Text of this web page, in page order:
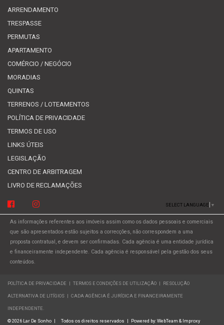
ARRENDAMENTO
TRESPASSE
PERMUTAS
APARTAMENTO
COMÉRCIO / NEGÓCIO
MORADIAS
QUINTAS
TERRENOS / LOTEAMENTOS
POLÍTICA DE PRIVACIDADE
TERMOS DE USO
LINKS ÚTEIS
LEGISLAÇÃO
CENTRO DE ARBITRAGEM
LIVRO DE RECLAMAÇÕES
SELECT LANGUAGE ▼
As informações referentes aos imóveis assim como os dados pessoais e comerciais
que são apresentados estão sujeitos a correcções, não correspondem a uma
proposta contratual, e devem ser confirmadas. Cada agência é uma entidade jurídica
e financeiramente independente. Cada agência é responsável pela gestão dos seus
conteúdos.
POLÍTICA DE PRIVACIDADE TERMOS E CONDIÇÕES DE UTILIZAÇÃO RESOLUÇÃO
ALTERNATIVA DE LITÍGIOS CADA AGÊNCIA É JURÍDICA E FINANCEIRAMENTE
INDEPENDENTE.
© 2026 Lar De Sonho Todos os direitos reservados Powered by:WebTeam & Improxy